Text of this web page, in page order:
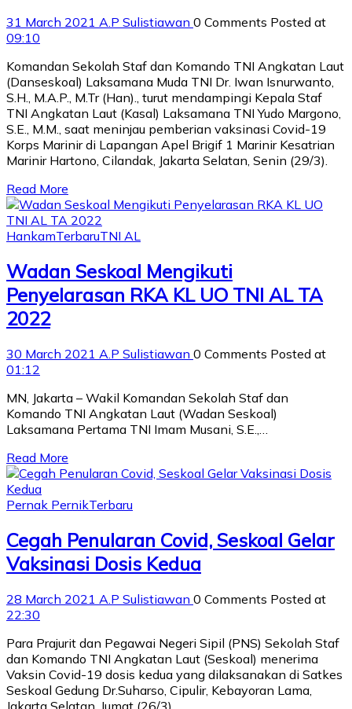
31 March 2021 A.P Sulistiawan 0 Comments Posted at
09:10
Komandan Sekolah Staf dan Komando TNI Angkatan Laut
(Danseskoal) Laksamana Muda TNI Dr. Iwan Isnurwanto,
S.H., M.A.P., M.Tr (Han)., turut mendampingi Kepala Staf
TNI Angkatan Laut (Kasal) Laksamana TNI Yudo Margono,
S.E., M.M., saat meninjau pemberian vaksinasi Covid-19
Korps Marinir di Lapangan Apel Brigif 1 Marinir Kesatrian
Marinir Hartono, Cilandak, Jakarta Selatan, Senin (29/3).
Read More
HankamTerbaruTNI AL
Wadan Seskoal Mengikuti
Penyelarasan RKA KL UO TNI AL TA
2022
30 March 2021 A.P Sulistiawan 0 Comments Posted at
01:12
MN, Jakarta – Wakil Komandan Sekolah Staf dan
Komando TNI Angkatan Laut (Wadan Seskoal)
Laksamana Pertama TNI Imam Musani, S.E.,…
Read More
Pernak PernikTerbaru
Cegah Penularan Covid, Seskoal Gelar
Vaksinasi Dosis Kedua
28 March 2021 A.P Sulistiawan 0 Comments Posted at
22:30
Para Prajurit dan Pegawai Negeri Sipil (PNS) Sekolah Staf
dan Komando TNI Angkatan Laut (Seskoal) menerima
Vaksin Covid-19 dosis kedua yang dilaksanakan di Satkes
Seskoal Gedung Dr.Suharso, Cipulir, Kebayoran Lama,
Jakarta Selatan, Jumat (26/3).